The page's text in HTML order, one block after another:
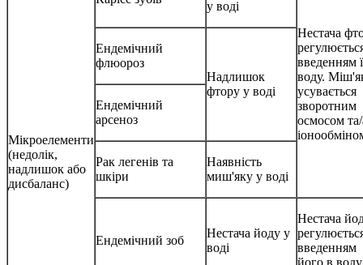
Мікроелементи
(недолік,
надлишок або
дисбаланс)
у воді
Нестача
введенням
воду.
усувається
зворотним
осмосом
Ендемічний
флюороз
Надлишок
фтору у воді
Ендемічний
арсеноз
Рак легенів та
шкіри
Наявність
миш'яку у воді
Ендемічний зоб
Нестача йоду у
воді
Нестача
введенням
його в воду.